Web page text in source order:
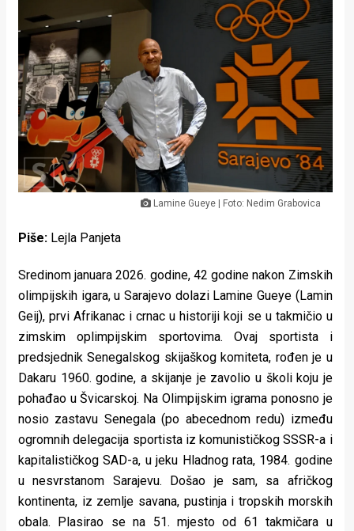
Kolumne
Kultura
Lifestyle
Beauty
Fashion
Zdravlje
stolom
Život
pokretu
Ideje
koje
rade
Urban
Places
Lamine Gueye | Foto: Nedim Grabovica
Piše: Lejla Panjeta
Sredinom januara 2026. godine, 42 godine nakon Zimskih
olimpijskih igara, u Sarajevo dolazi Lamine Gueye (Lamin
Geij), prvi Afrikanac i crnac u historiji koji se u takmičio u
zimskim oplimpijskim sportovima. Ovaj sportista i
predsjednik Senegalskog skijaškog komiteta, rođen je u
Dakaru 1960. godine, a skijanje je zavolio u školi koju je
pohađao u Švicarskoj. Na Olimpijskim igrama ponosno je
nosio zastavu Senegala (po abecednom redu) između
ogromnih delegacija sportista iz komunističkog SSSR-a i
kapitalističkog SAD-a, u jeku Hladnog rata, 1984. godine
u nesvrstanom Sarajevu. Došao je sam, sa afričkog
kontinenta, iz zemlje savana, pustinja i tropskih morskih
obala. Plasirao se na 51. mjesto od 61 takmičara u